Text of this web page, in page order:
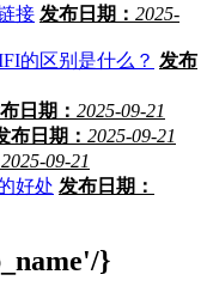
接 发布日期： 2025-
的区别是什么？ 发布
日期： 2025-09-21
布日期： 2025-09-21
2025-09-21
好处 发布日期：